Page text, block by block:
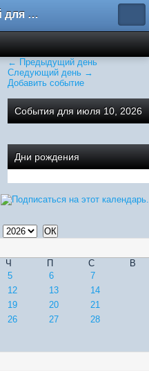
Клуб "Рай для общения"
← Предыдущий день
Следующий день →
Добавить событие
События для июля 10, 2026
Дни рождения
Ч П С
В
5 6
7
12 13
14
19 20
21
26 27
28